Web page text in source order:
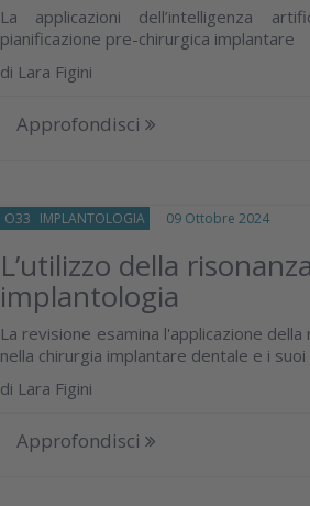
La applicazioni dell’intelligenza
pianificazione pre-chirurgica implantare
di Lara Figini
Approfondisci
O33 IMPLANTOLOGIA 09 Ottobre 2024
L’utilizzo della
implantologia
La revisione esamina l'applicazione
nella chirurgia implantare dentale e i
di Lara Figini
Approfondisci